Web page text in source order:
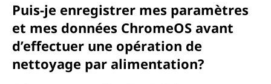
Puis-je enregistrer mes paramètres
et mes données ChromeOS avant
d’effectuer une opération de
nettoyage par alimentation?